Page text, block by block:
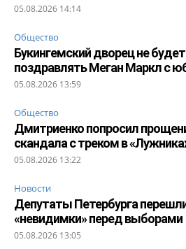
05.08.2026 14:14
Общество
Букингемский дворец не
поздравлять Меган Маркл с
05.08.2026 13:59
Общество
Дмитриенко попросил
скандала с треком в
05.08.2026 13:22
Новости
Депутаты Петербурга
«невидимки» перед выборами
05.08.2026 13:05